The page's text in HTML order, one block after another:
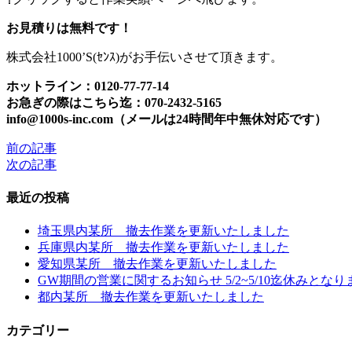
お見積りは無料です！
株式会社1000’S(ｾﾝｽ)がお手伝いさせて頂きます。
ホットライン：0120-77-77-14
お急ぎの際はこちら迄：070-2432-5165
info@1000s-inc.com（メールは24時間年中無休対応です）
投
稿
ビ
ゲ
前の記事
次の記事
最近の投稿
埼玉県内某所 撤去作業を更新いたしました
兵庫県内某所 撤去作業を更新いたしました
愛知県某所 撤去作業を更新いたしました
GW期間の営業に関するお知らせ 5/2~5/10迄休みとなり
都内某所 撤去作業を更新いたしました
カテゴリー